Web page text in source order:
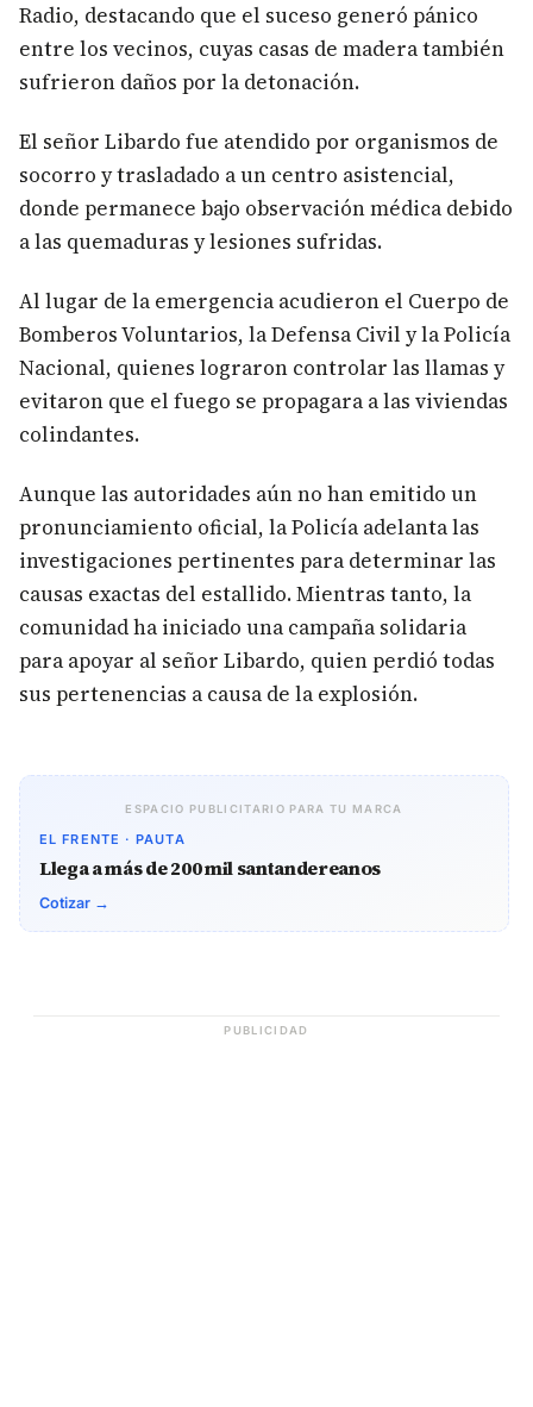
Radio, destacando que el suceso generó pánico
entre los vecinos, cuyas casas de madera también
sufrieron daños por la detonación.
El señor Libardo fue atendido por organismos de
socorro y trasladado a un centro asistencial,
donde permanece bajo observación médica debido
a las quemaduras y lesiones sufridas.
Al lugar de la emergencia acudieron el Cuerpo de
Bomberos Voluntarios, la Defensa Civil y la Policía
Nacional, quienes lograron controlar las llamas y
evitaron que el fuego se propagara a las viviendas
colindantes.
Aunque las autoridades aún no han emitido un
pronunciamiento oficial, la Policía adelanta las
investigaciones pertinentes para determinar las
causas exactas del estallido. Mientras tanto, la
comunidad ha iniciado una campaña solidaria
para apoyar al señor Libardo, quien perdió todas
sus pertenencias a causa de la explosión.
ESPACIO PUBLICITARIO PARA TU MARCA
EL FRENTE · PAUTA
Llega a más de 200 mil santandereanos
Cotizar →
PUBLICIDAD